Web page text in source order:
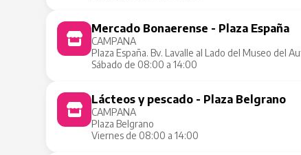
Mercado Bonaerense - Plaza España
CAMPANA
Plaza España. Bv. Lavalle al Lado del Museo del
Sábado de 08:00 a 14:00
Lácteos y pescado - Plaza Belgrano
CAMPANA
Plaza Belgrano
Viernes de 08:00 a 14:00